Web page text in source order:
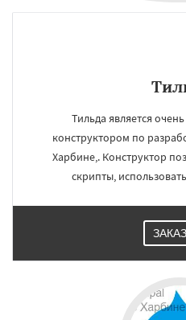
Тильда является
конструктором по
Харбине,. Конструктор
скрипты,